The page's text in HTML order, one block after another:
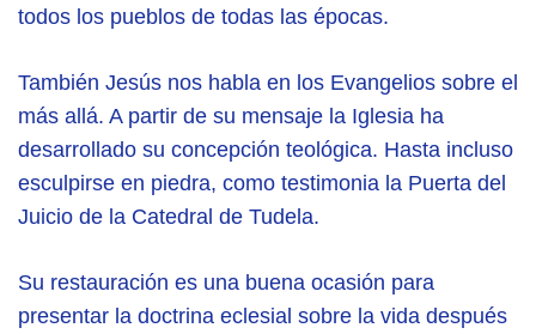
todos los pueblos de todas las épocas.
También Jesús nos habla en los Evangelios sobre el
más allá. A partir de su mensaje la Iglesia ha
desarrollado su concepción teológica. Hasta incluso
esculpirse en piedra, como testimonia la Puerta del
Juicio de la Catedral de Tudela.
Su restauración es una buena ocasión para
presentar la doctrina eclesial sobre la vida después